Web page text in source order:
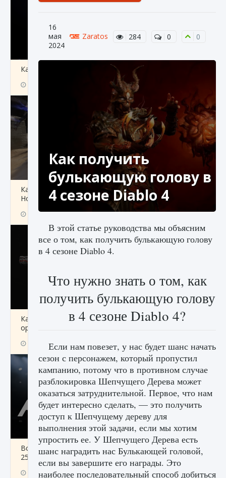
Как получить Thunder Egg в Stardew Valley
1 244
Как исправить неработающие награды For
Honor
9 августа 2024 1 205 0 0
Как разблокировать чертеж счастливого
оружия в MW3 и Warzone
9 августа 2024 0
Все новые функции Ultimate Team в EA FC
25
9 августа 2024 1 297 0 0
16
мая
2024
Zaratos 284 0 0
Как получить
булькающую голову в
4 сезоне Diablo 4
В этой статье руководства мы объясним
все о том, как получить булькающую голову
в 4 сезоне Diablo 4.
Что нужно знать о том, как
получить булькающую голову
в 4 сезоне Diablo 4?
Если нам повезет, у нас будет шанс начать
сезон с персонажем, который пропустил
кампанию, потому что в противном случае
разблокировка Шепчущего Дерева может
оказаться затруднительной. Первое, что нам
будет интересно сделать, — это получить
доступ к Шепчущему дереву для
выполнения этой задачи, если мы хотим
упростить ее. У Шепчущего Дерева есть
шанс наградить нас Булькающей головой,
если вы завершите его награды. Это
наиболее последовательный способ добиться